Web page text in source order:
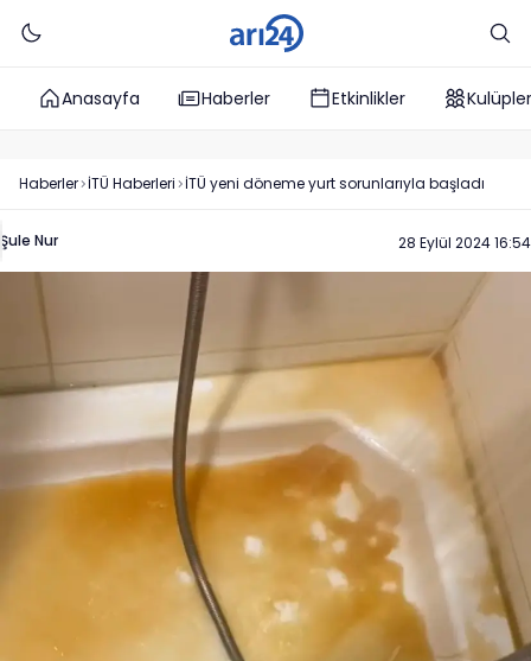
Anasayfa Haberler Etkinlikler Kulüpler
Haberler İTÜ Haberleri İTÜ yeni döneme yurt sorunlarıyla başladı
Şule Nur 28 Eylül 2024 16:54